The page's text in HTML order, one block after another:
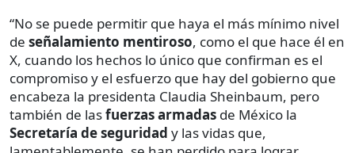
“No se puede permitir que haya el más mínimo nivel
de señalamiento mentiroso, como el que hace él en
X, cuando los hechos lo único que confirman es el
compromiso y el esfuerzo que hay del gobierno que
encabeza la presidenta Claudia Sheinbaum, pero
también de lasfuerzas armadas de México la
Secretaría de seguridad y las vidas que,